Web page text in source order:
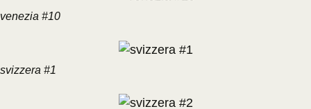
venezia #10
svizzera #1